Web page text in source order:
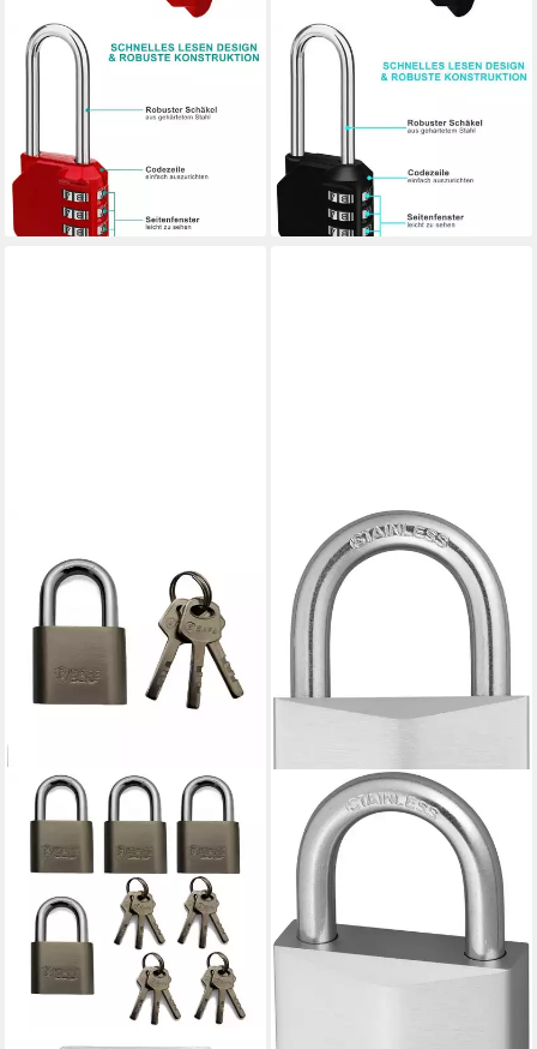
LUXUSKOLLEKTION
Vorhängeschloss
Vorhängeschloss Zahlen
Wetterfest für Tür
27,95 €
lieferbar - in 4-5 Werktagen bei dir
LUXUSKOLLEKTION
Vorhängeschloss
Zahlenschloss mit langem
Bügel schwarz wetterfest
27,95 €
lieferbar - in 5-6 Werktagen bei dir
ABUS
Vorhängeschloss, Stabil und
Feuchtresistent, Schutz
gegen Manipulation,
Wendeschlüssel
19,95 €
lieferbar - in 4-5 Werktagen bei dir